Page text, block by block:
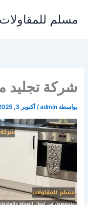
مسلم للمقاولات
شركة تجليد
بواسطة admin
/ أكتوبر 3, 2025